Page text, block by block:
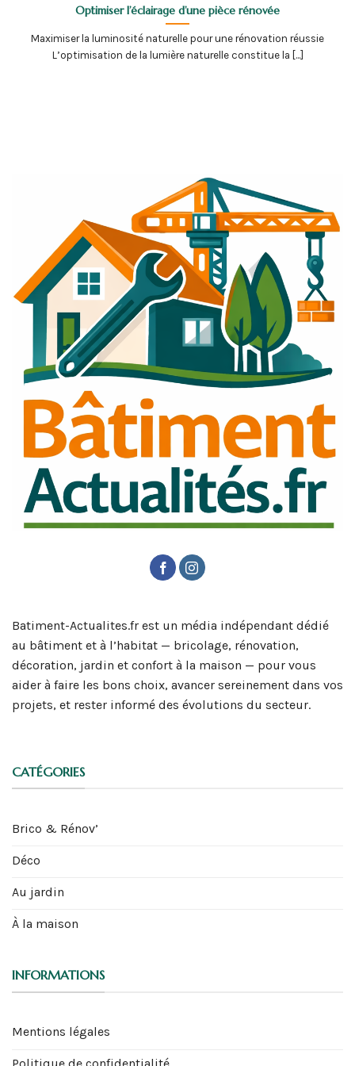
Optimiser l’éclairage d’une pièce rénovée
Maximiser la luminosité naturelle pour une rénovation réussie
L’optimisation de la lumière naturelle constitue la [...]
Batiment-Actualites.fr est un média indépendant dédié
au bâtiment et à l’habitat — bricolage, rénovation,
décoration, jardin et confort à la maison — pour vous
aider à faire les bons choix, avancer sereinement dans vos
projets, et rester informé des évolutions du secteur.
CATÉGORIES
Brico & Rénov’
Déco
Au jardin
À la maison
INFORMATIONS
Mentions légales